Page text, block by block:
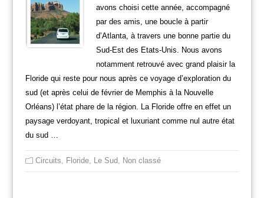
avons choisi cette année, accompagné
par des amis, une boucle à partir
d’Atlanta, à travers une bonne partie du
Sud-Est des Etats-Unis. Nous avons
notamment retrouvé avec grand plaisir la
Floride qui reste pour nous après ce voyage d’exploration du
sud (et après celui de février de Memphis à la Nouvelle
Orléans) l’état phare de la région. La Floride offre en effet un
paysage verdoyant, tropical et luxuriant comme nul autre état
du sud …
Circuits Floride, Le Sud Non classé